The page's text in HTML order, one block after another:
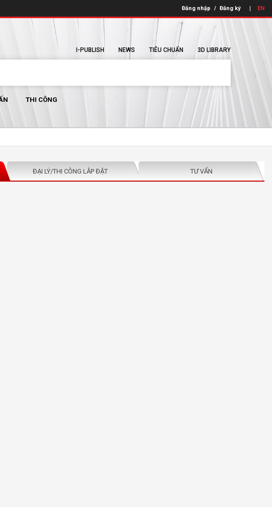
Đăng nhập / Đăng ký EN
I-PUBLISH NEWS TIÊU CHUẨN 3D LIBRARY
THI CÔNG
ĐẠI LÝ/THI CÔNG LẮP ĐẶT TƯ VẤN